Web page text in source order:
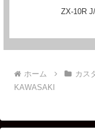
ZX-10R
ホーム カス
KAWASAKI